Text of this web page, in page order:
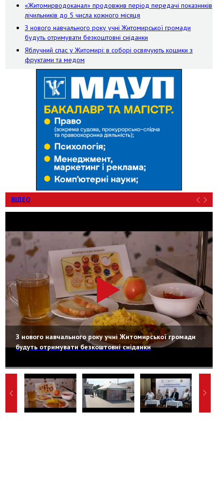
«Житомирводоканал» продовжив період передачі показників
лічильників до 5 числа кожного місяця
З нового навчального року учні Житомирської громади
будуть отримувати безкоштовні сніданки
Яблучний спас у Житомирі: в соборі освячують кошики з
фруктами та медом
ВІДЕО
З нового навчального року учні Житомирської громади
будуть отримувати безкоштовні сніданки